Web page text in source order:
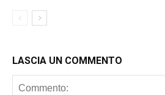
LASCIA UN COMMENTO